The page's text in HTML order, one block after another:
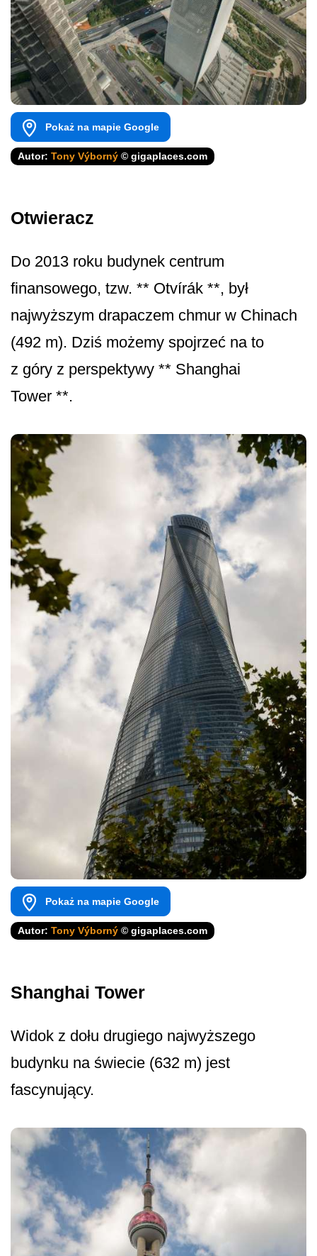
Pokaż na mapie Google
Autor: Tony Výborný © gigaplaces.com
Otwieracz
Do 2013 roku budynek centrum
finansowego, tzw. ** Otvírák **, był
najwyższym drapaczem chmur w Chinach
(492 m). Dziś możemy spojrzeć na to
z góry z perspektywy ** Shanghai
Tower **.
Pokaż na mapie Google
Autor: Tony Výborný © gigaplaces.com
Shanghai Tower
Widok z dołu drugiego najwyższego
budynku na świecie (632 m) jest
fascynujący.